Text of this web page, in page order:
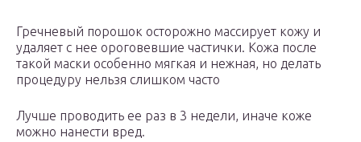
Гречневый порошок осторожно массирует кожу и
удаляет с нее ороговевшие частички. Кожа после
такой маски особенно мягкая и нежная, но делать
процедуру нельзя слишком часто
Лучше проводить ее раз в 3 недели, иначе коже
можно нанести вред.